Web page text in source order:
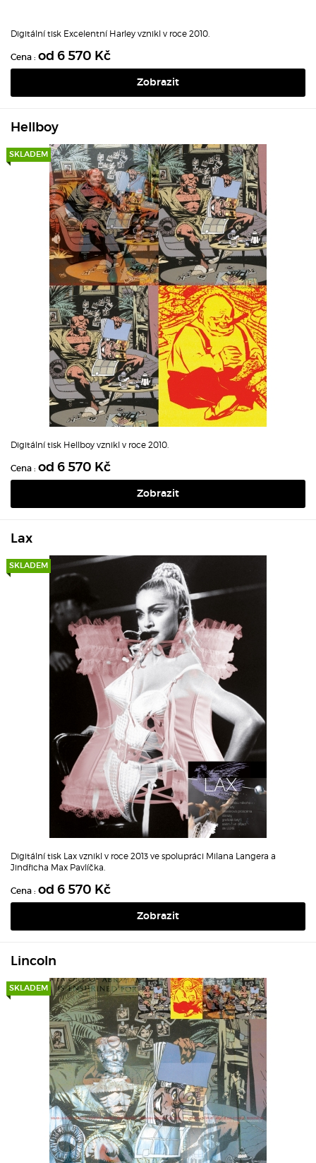
Digitální tisk Excelentní Harley vznikl v roce 2010.
Cena : od 6 570 Kč
Zobrazit
Hellboy
SKLADEM
Digitální tisk Hellboy vznikl v roce 2010.
Cena : od 6 570 Kč
Zobrazit
Lax
SKLADEM
Digitální tisk Lax vznikl v roce 2013 ve spolupráci Milana Langera a
Jindřicha Max Pavlíčka.
Cena : od 6 570 Kč
Zobrazit
Lincoln
SKLADEM